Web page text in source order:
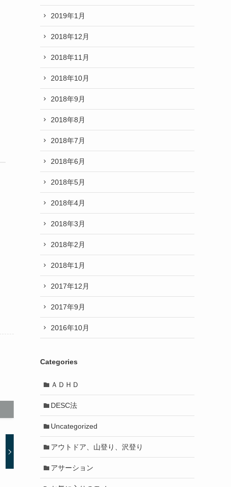
2019年1月
2018年12月
2018年11月
2018年10月
2018年9月
2018年8月
2018年7月
2018年6月
2018年5月
2018年4月
2018年3月
2018年2月
2018年1月
2017年12月
2017年9月
2016年10月
Categories
ＡＤＨＤ
DESC法
Uncategorized
アウトドア、山登り、沢登り
アサーション